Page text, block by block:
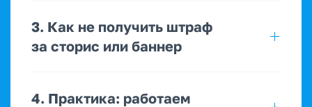
3. Как не получить штраф
за сторис или баннер
4. Практика: работаем